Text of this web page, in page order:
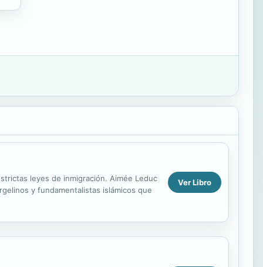
leyes de inmigración. Aimée Leduc
y fundamentalistas islámicos que
Ver Libro